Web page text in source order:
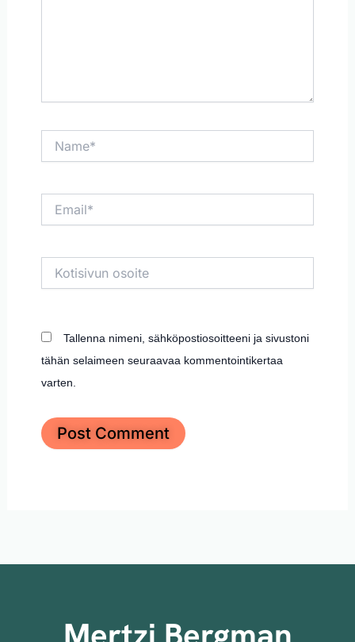
osoite
Tallenna nimeni, sähköpostiosoitteeni ja sivustoni
tähän selaimeen seuraavaa kommentointikertaa
varten.